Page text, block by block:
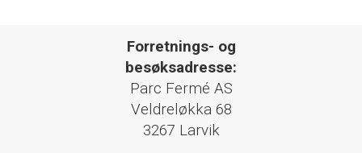
Forretnings- og
besøksadresse:
Parc Fermé AS
Veldreløkka 68
3267 Larvik